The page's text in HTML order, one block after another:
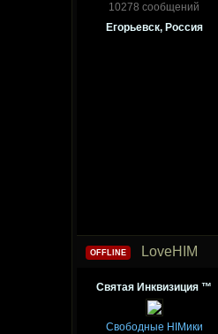
10278 сообщений
Егорьевск, Россия
OFFLINE LoveHIM
Святая Инквизиция ™
Свободные HIMики